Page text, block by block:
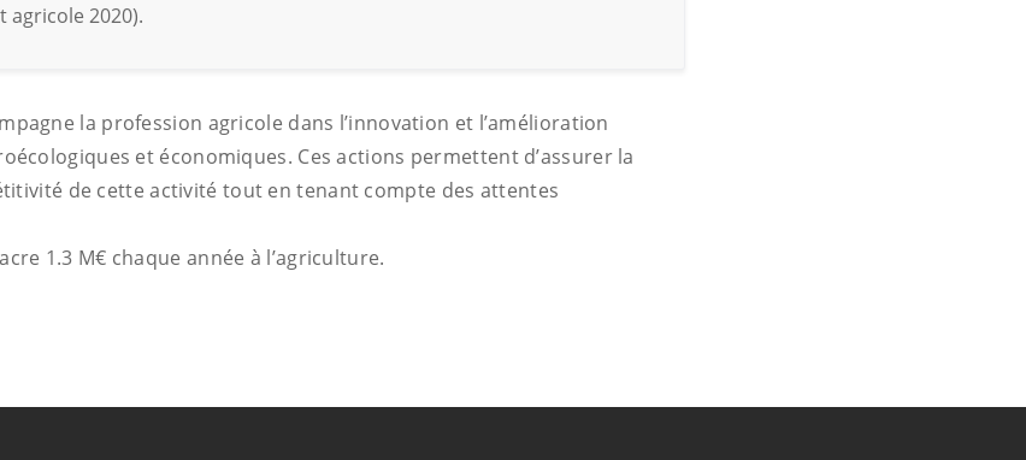
agricole 2020).
la profession agricole dans l’innovation et l’amélioration
et économiques. Ces actions permettent d’assurer la
de cette activité tout en tenant compte des attentes
1.3 M€ chaque année à l’agriculture.